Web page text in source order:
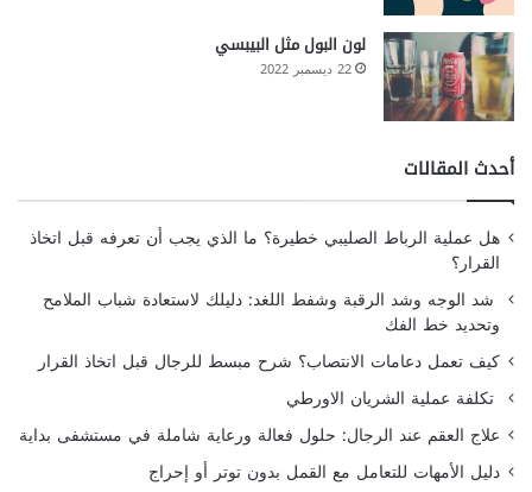
لون البول مثل البيبسي
22 ديسمبر 2022
أحدث المقالات
هل عملية الرباط الصليبي خطيرة؟ ما الذي يجب أن تعرفه قبل اتخاذ
القرار؟
شد الوجه وشد الرقبة وشفط اللغد: دليلك لاستعادة شباب الملامح
وتحديد خط الفك
كيف تعمل دعامات الانتصاب؟ شرح مبسط للرجال قبل اتخاذ القرار
تكلفة عملية الشريان الاورطي
علاج العقم عند الرجال: حلول فعالة ورعاية شاملة في مستشفى بداية
دليل الأمهات للتعامل مع القمل بدون توتر أو إحراج